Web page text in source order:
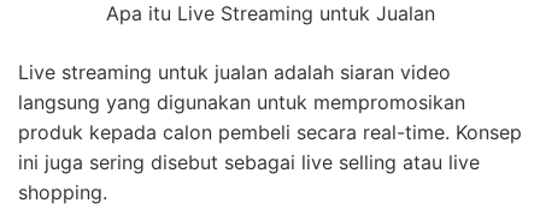
Apa itu Live Streaming untuk Jualan
Live streaming untuk jualan adalah siaran video
langsung yang digunakan untuk mempromosikan
produk kepada calon pembeli secara real-time. Konsep
ini juga sering disebut sebagai live selling atau live
shopping.